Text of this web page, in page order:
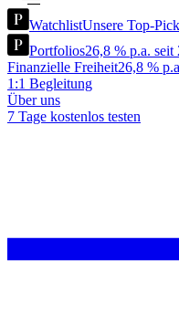
WatchlistUnsere Top-
Portfolios26,8 % p.a. seit
Finanzielle Freiheit26,8 %
1:1 Begleitung
Über uns
7 Tage kostenlos testen